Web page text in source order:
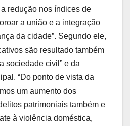
redução nos índices de
a união e a integração
da cidade”. Segundo ele,
são resultado também
sociedade civil” e da
“Do ponto de vista da
um aumento dos
patrimoniais também e
à violência doméstica,